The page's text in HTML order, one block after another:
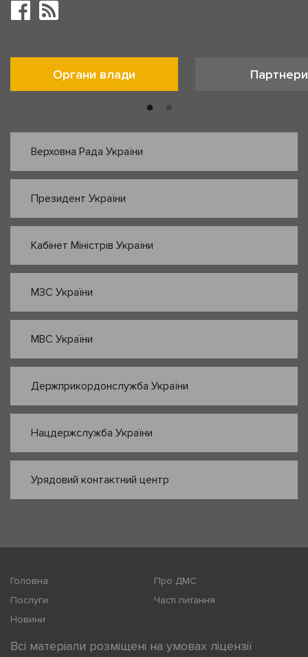
Органи влади Партнери
Верховна Рада України
Президент України
Кабінет Міністрів України
МЗС України
МВС України
Держприкордонслужба України
Нацдержслужба України
Урядовий контактний центр
Головна
Про ДМС
Послуги
Часті питання
Новини
Всі матеріали розміщені на умовах ліцензії